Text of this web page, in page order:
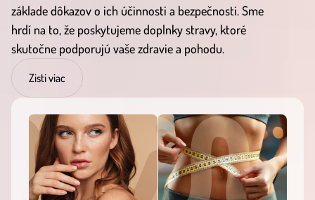
základe dôkazov o ich účinnosti a bezpečnosti. Sme
hrdí na to, že poskytujeme doplnky stravy, ktoré
skutočne podporujú vaše zdravie a pohodu.
Zisti viac